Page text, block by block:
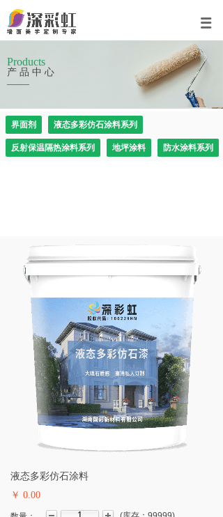
产品中心
Products
界面剂 液态多彩仿石涂料系列
反射保温隔热涂料系列 地坪涂料 防水涂料系列
液态多彩仿石涂料
￥ 0.00